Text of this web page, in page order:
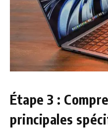
Étape 3 :
principales